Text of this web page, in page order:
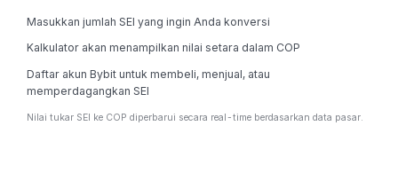
Masukkan jumlah SEI yang ingin Anda konversi
Kalkulator akan menampilkan nilai setara dalam COP
Daftar akun Bybit untuk membeli, menjual, atau
memperdagangkan SEI
Nilai tukar SEI ke COP diperbarui secara real-time berdasarkan data pasar.